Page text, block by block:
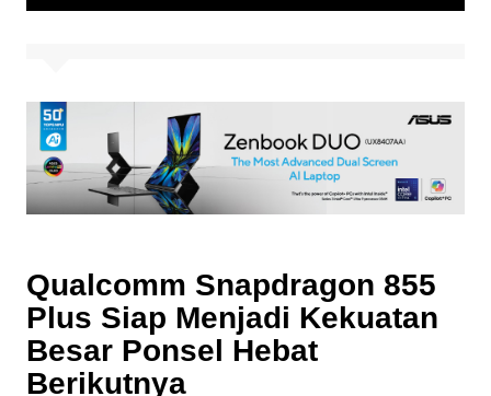
Qualcomm Snapdragon 855
Plus Siap Menjadi Kekuatan
Besar Ponsel Hebat
Berikutnya